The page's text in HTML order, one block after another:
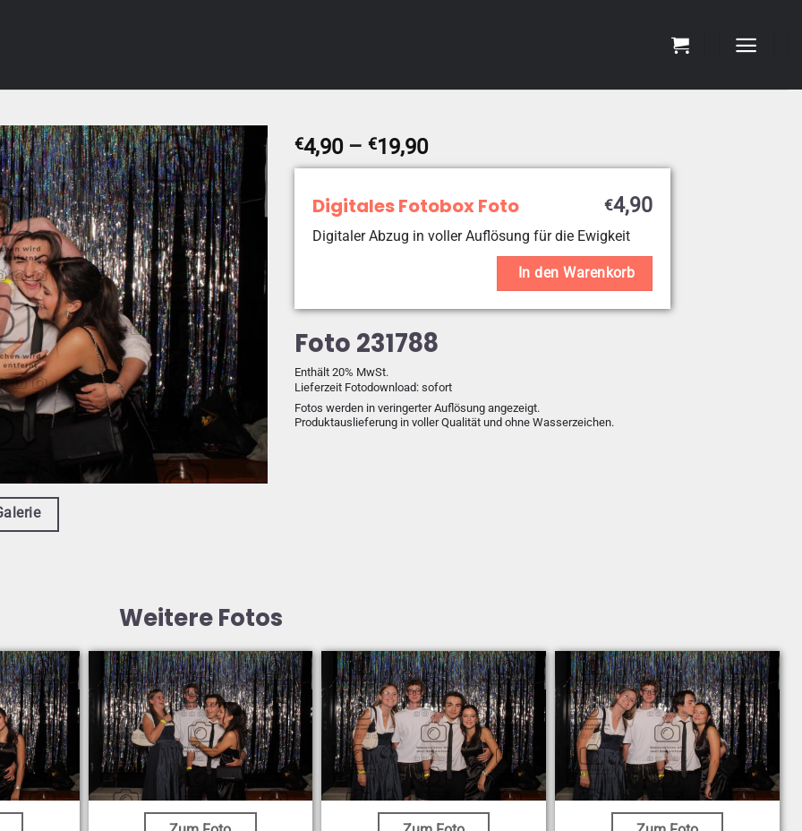
Foto 231788
€4,90 – €19,90Preisspanne:
€4,90
€19,90
Enthält 20% MwSt.
Lieferzeit Fotodownload: sofort
Fotos werden in veringerter Auflösung angezeigt.
Produktauslieferung in voller Qualität und ohne Wasserzeichen.
Digitales Fotobox Foto €4,90
Digitaler Abzug in voller Auflösung für die Ewigkeit
In den Warenkorb
Weitere Fotos